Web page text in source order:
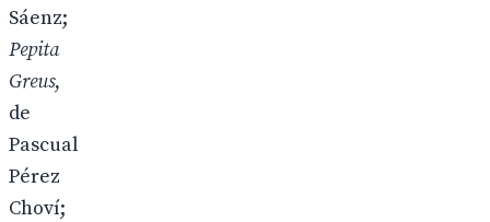
Sáenz;
Pepita
Greus,
de
Pascual
Pérez
Choví;